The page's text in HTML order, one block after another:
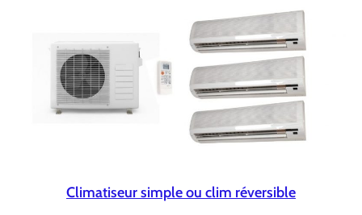
Climatiseur simple ou clim réversible